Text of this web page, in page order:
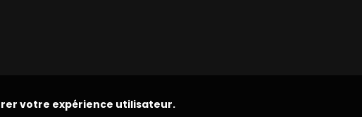
votre expérience utilisateur.